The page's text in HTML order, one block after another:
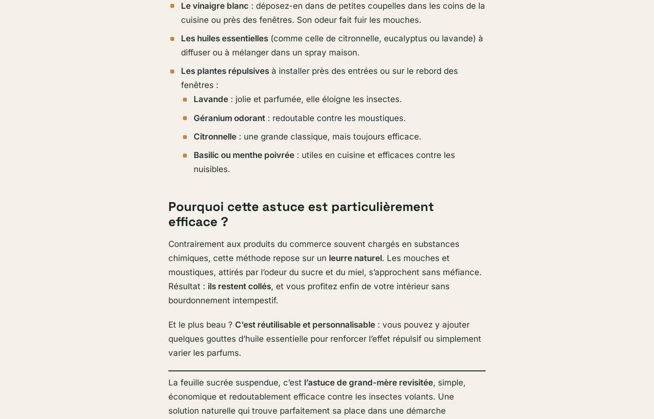
Le vinaigre blanc : déposez-en dans de petites coupelles dans les coins de la
cuisine ou près des fenêtres. Son odeur fait fuir les mouches.
Les huiles essentielles (comme celle de citronnelle, eucalyptus ou lavande) à
diffuser ou à mélanger dans un spray maison.
Les plantes répulsives à installer près des entrées ou sur le rebord des
fenêtres :
Lavande : jolie et parfumée, elle éloigne les insectes.
Géranium odorant : redoutable contre les moustiques.
Citronnelle : une grande classique, mais toujours efficace.
Basilic ou menthe poivrée : utiles en cuisine et efficaces contre les
nuisibles.
Pourquoi cette astuce est particulièrement
efficace ?
Contrairement aux produits du commerce souvent chargés en substances
chimiques, cette méthode repose sur un leurre naturel. Les mouches et
moustiques, attirés par l’odeur du sucre et du miel, s’approchent sans méfiance.
Résultat : ils restent collés, et vous profitez enfin de votre intérieur sans
bourdonnement intempestif.
Et le plus beau ? C’est réutilisable et personnalisable : vous pouvez y ajouter
quelques gouttes d’huile essentielle pour renforcer l’effet répulsif ou simplement
varier les parfums.
La feuille sucrée suspendue, c’est l’astuce de grand-mère revisitée, simple,
économique et redoutablement efficace contre les insectes volants. Une
solution naturelle qui trouve parfaitement sa place dans une démarche